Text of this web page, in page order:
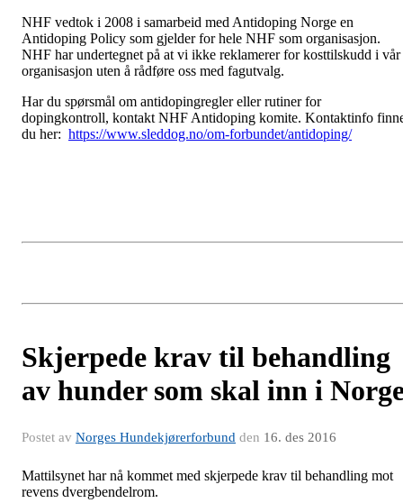
NHF vedtok i 2008 i samarbeid med Antidoping Norge en
Antidoping Policy som gjelder for hele NHF som organisasjon.
NHF har undertegnet på at vi ikke reklamerer for kosttilskudd i vår
organisasjon uten å rådføre oss med fagutvalg.
Har du spørsmål om antidopingregler eller rutiner for
dopingkontroll, kontakt NHF Antidoping komite. Kontaktinfo
du her: https://www.sleddog.no/om-forbundet/antidoping/
Skjerpede krav til behandling
av hunder som skal inn i
Postet av Norges Hundekjørerforbund den 16. des 2016
Mattilsynet har nå kommet med skjerpede krav til behandling mot
revens dvergbendelrom.